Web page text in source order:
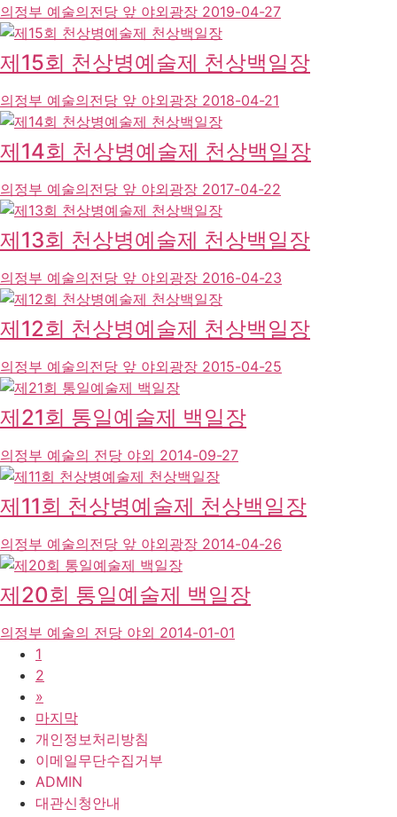
의정부 예술의전당 앞 야외광장 2019-04-27
제15회 천상병예술제 천상백일장
의정부 예술의전당 앞 야외광장 2018-04-21
제14회 천상병예술제 천상백일장
의정부 예술의전당 앞 야외광장 2017-04-22
제13회 천상병예술제 천상백일장
의정부 예술의전당 앞 야외광장 2016-04-23
제12회 천상병예술제 천상백일장
의정부 예술의전당 앞 야외광장 2015-04-25
제21회 통일예술제 백일장
의정부 예술의 전당 야외 2014-09-27
제11회 천상병예술제 천상백일장
의정부 예술의전당 앞 야외광장 2014-04-26
제20회 통일예술제 백일장
의정부 예술의 전당 야외 2014-01-01
1
2
»
마지막
개인정보처리방침
이메일무단수집거부
ADMIN
대관신청안내